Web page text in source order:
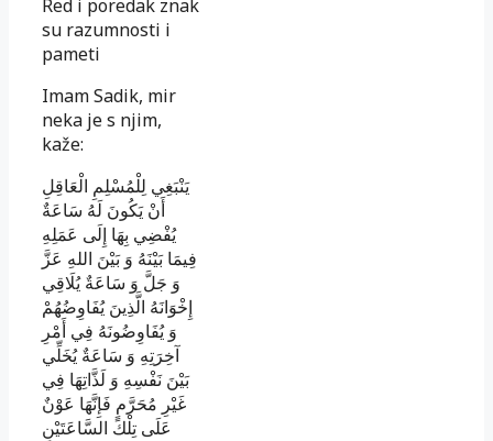
Red i poredak znak
su razumnosti i
pameti
Imam Sadik, mir
neka je s njim,
kaže:
يَنْبَغِي لِلْمُسْلِمِ الْعَاقِلِ
أَنْ يَكُونَ لَهُ سَاعَةٌ
يُفْضِي بِهَا إِلَى عَمَلِهِ
فِيمَا بَيْنَهُ وَ بَيْنَ اللهِ عَزَّ
وَ جَلَّ وَ سَاعَةٌ يُلَاقِي
إِخْوَانَهُ الَّذِينَ يُفَاوِضُهُمْ
وَ يُفَاوِضُونَهُ فِي أَمْرِ
آخِرَتِهِ وَ سَاعَةٌ يُخَلِّي
بَيْنَ نَفْسِهِ وَ لَذَّاتِهَا فِي
غَيْرِ مُحَرَّمٍ فَإِنَّهَا عَوْنٌ
عَلَى تِلْكَ السَّاعَتَيْنِ